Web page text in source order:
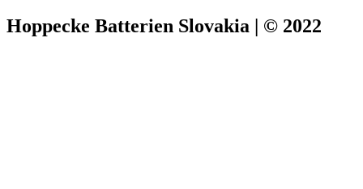
Hoppecke Batterien Slovakia | © 2022